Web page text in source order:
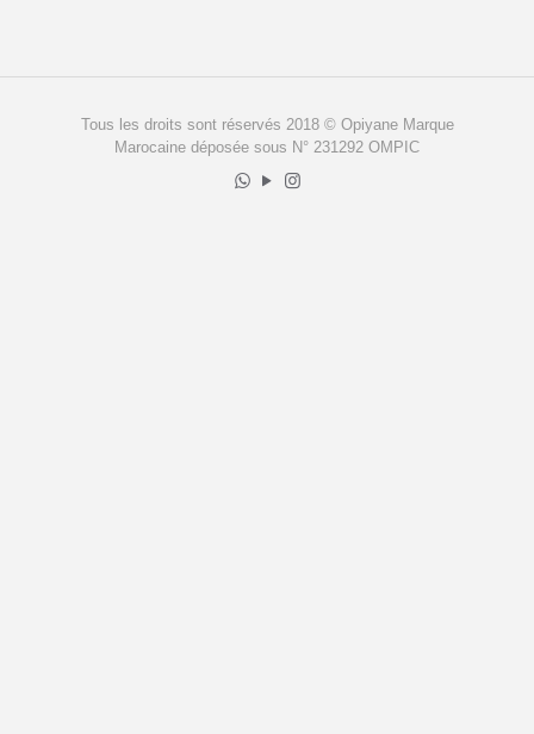
Tous les droits sont réservés 2018 © Opiyane Marque
Marocaine déposée sous N° 231292 OMPIC